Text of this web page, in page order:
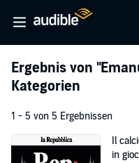
Ergebnis von
Kategorien
1 - 5 von 5 Ergebnissen
Il
in